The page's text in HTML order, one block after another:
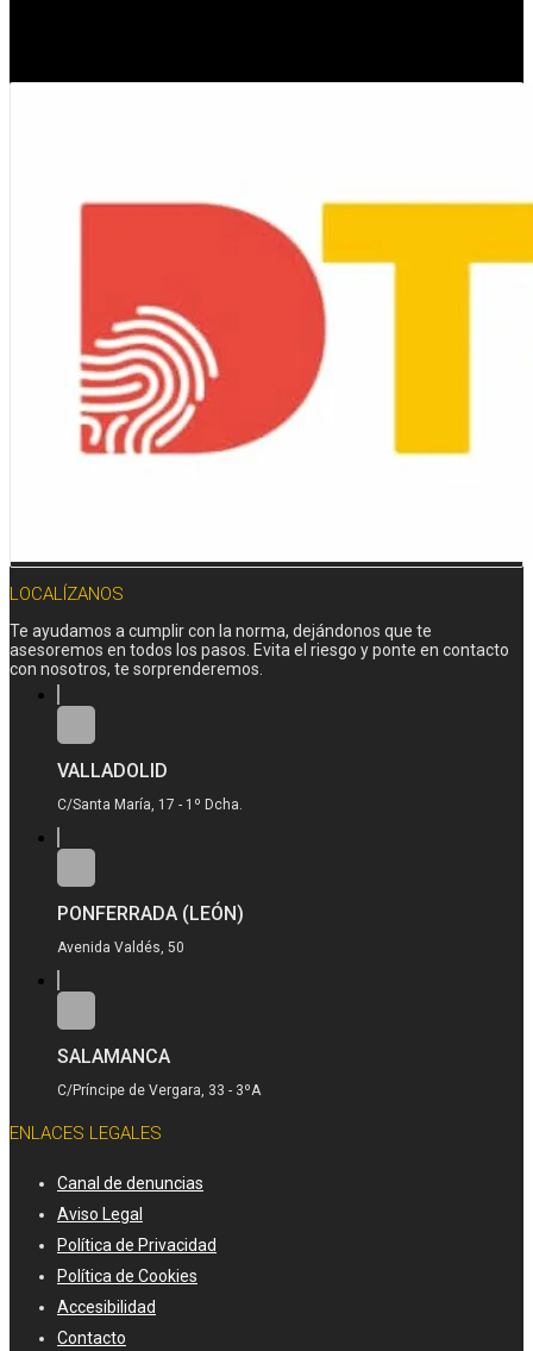
LOCALÍZANOS
Te ayudamos a cumplir con la norma, dejándonos que te
asesoremos en todos los pasos. Evita el riesgo y ponte en contacto
con nosotros, te sorprenderemos.
VALLADOLID
C/Santa María, 17 - 1º Dcha.
PONFERRADA (LEÓN)
Avenida Valdés, 50
SALAMANCA
C/Príncipe de Vergara, 33 - 3ºA
ENLACES LEGALES
Canal de denuncias
Aviso Legal
Política de Privacidad
Política de Cookies
Accesibilidad
Contacto